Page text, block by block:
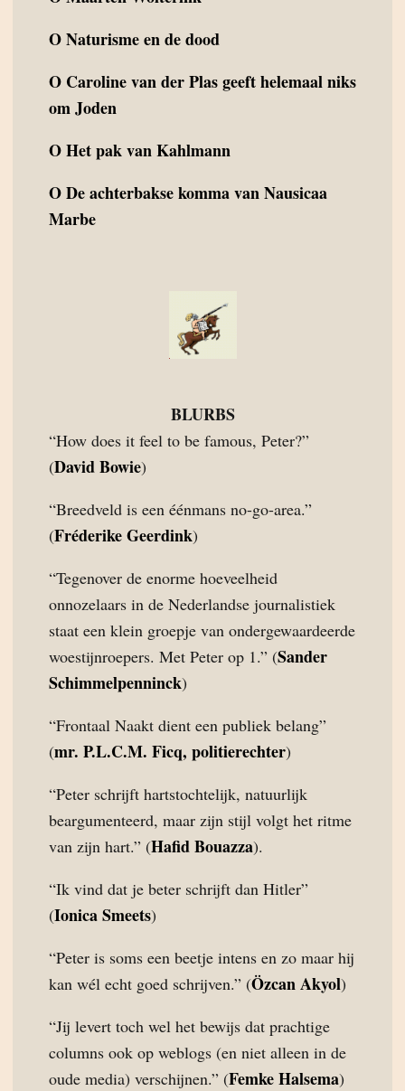
ONaturisme en de dood
O Caroline van der Plas geeft helemaal niks
om Joden
OHet pak van Kahlmann
ODe achterbakse komma van Nausicaa
Marbe
BLURBS
“How does it feel to be famous, Peter?”
(David Bowie)
“Breedveld is een éénmans no-go-area.”
(Fréderike Geerdink)
“Tegenover de enorme hoeveelheid
onnozelaars in de Nederlandse journalistiek
staat een klein groepje van ondergewaardeerde
woestijnroepers. Met Peter op 1.” (Sander
Schimmelpenninck)
“Frontaal Naakt dient een publiek belang”
(mr. P.L.C.M. Ficq, politierechter)
“Peter schrijft hartstochtelijk, natuurlijk
beargumenteerd, maar zijn stijl volgt het ritme
van zijn hart.” (Hafid Bouazza).
“Ik vind dat je beter schrijft dan Hitler”
(Ionica Smeets)
“Peter is soms een beetje intens en zo maar hij
kan wél echt goed schrijven.” (Özcan Akyol)
“Jij levert toch wel het bewijs dat prachtige
columns ook op weblogs (en niet alleen in de
oude media) verschijnen.” (Femke Halsema)